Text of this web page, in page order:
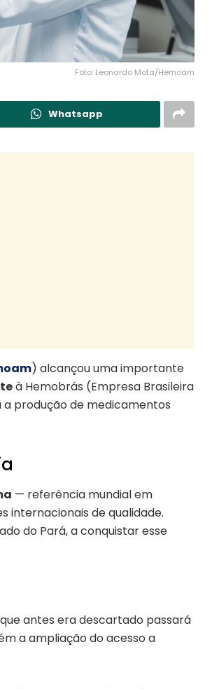
Foto: Leonardo Mota/Hemoam
Whatsapp
) alcançou uma importante
à Hemobrás (Empresa Brasileira
a produção de medicamentos
— referência mundial em
internacionais de qualidade.
do Pará, a conquistar esse
antes era descartado passará
a ampliação do acesso a